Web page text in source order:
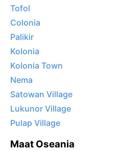
Tofol
Colonia
Palikir
Kolonia
Kolonia Town
Nema
Satowan Village
Lukunor Village
Pulap Village
Maat Oseania